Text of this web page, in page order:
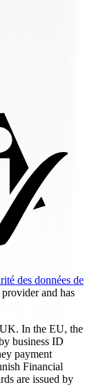
des données de
and has
In the EU, the
business ID
payment
Financial
are issued by